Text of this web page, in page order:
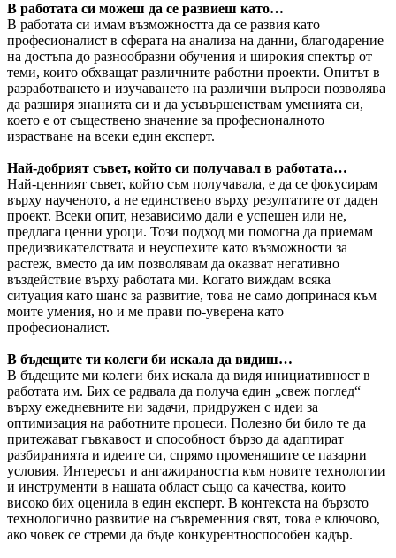
В работата си можеш да се развиеш като…
В работата си имам възможността да се развия като
професионалист в сферата на анализа на данни, благодарение
на достъпа до разнообразни обучения и широкия спектър от
теми, които обхващат различните работни проекти. Опитът в
разработването и изучаването на различни въпроси позволява
да разширя знанията си и да усъвършенствам уменията си,
което е от съществено значение за професионалното
израстване на всеки един експерт.
Най-добрият съвет, който си получавал в работата…
Най-ценният съвет, който съм получавала, е да се фокусирам
върху наученото, а не единствено върху резултатите от даден
проект. Всеки опит, независимо дали е успешен или не,
предлага ценни уроци. Този подход ми помогна да приемам
предизвикателствата и неуспехите като възможности за
растеж, вместо да им позволявам да оказват негативно
въздействие върху работата ми. Когато виждам всяка
ситуация като шанс за развитие, това не само допринася към
моите умения, но и ме прави по-уверена като
професионалист.
В бъдещите ти колеги би искала да видиш…
В бъдещите ми колеги бих искала да видя инициативност в
работата им. Бих се радвала да получа един „свеж поглед“
върху ежедневните ни задачи, придружен с идеи за
оптимизация на работните процеси. Полезно би било те да
притежават гъвкавост и способност бързо да адаптират
разбиранията и идеите си, спрямо променящите се пазарни
условия. Интересът и ангажираността към новите технологии
и инструменти в нашата област също са качества, които
високо бих оценила в един експерт. В контекста на бързото
технологично развитие на съвременния свят, това е ключово,
ако човек се стреми да бъде конкурентноспособен кадър.